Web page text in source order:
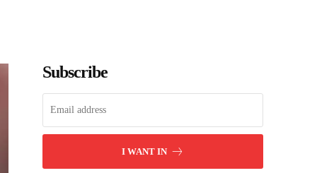
Subscribe
I WANT IN